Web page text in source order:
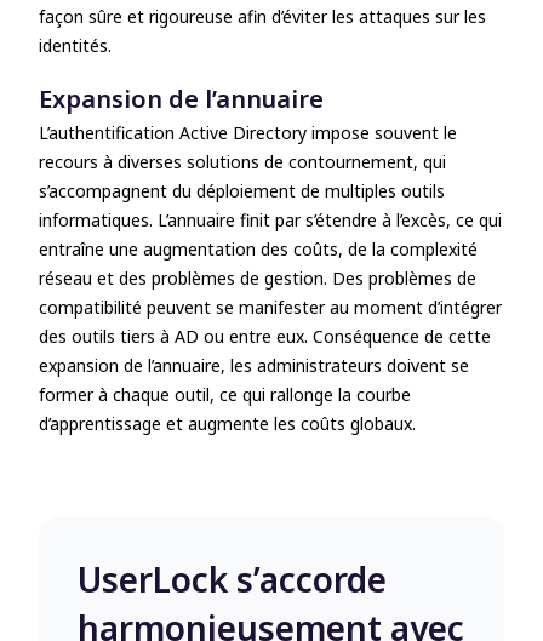
façon sûre et rigoureuse afin d’éviter les attaques sur les
identités.
Expansion de l’annuaire
L’authentification Active Directory impose souvent le
recours à diverses solutions de contournement, qui
s’accompagnent du déploiement de multiples outils
informatiques. L’annuaire finit par s’étendre à l’excès, ce qui
entraîne une augmentation des coûts, de la complexité
réseau et des problèmes de gestion. Des problèmes de
compatibilité peuvent se manifester au moment d’intégrer
des outils tiers à AD ou entre eux. Conséquence de cette
expansion de l’annuaire, les administrateurs doivent se
former à chaque outil, ce qui rallonge la courbe
d’apprentissage et augmente les coûts globaux.
UserLock s’accorde
harmonieusement avec